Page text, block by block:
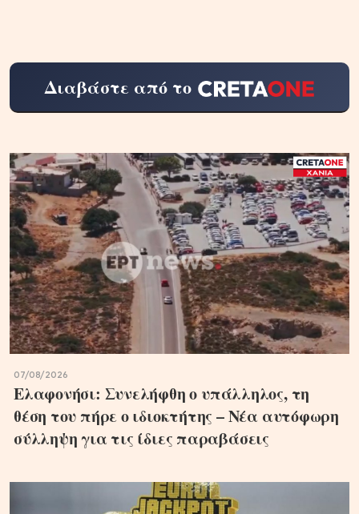
Διαβάστε από το
07/08/2026
Ελαφονήσι: Συνελήφθη ο υπάλληλος, τη
θέση του πήρε ο ιδιοκτήτης – Νέα αυτόφωρη
σύλληψη για τις ίδιες παραβάσεις